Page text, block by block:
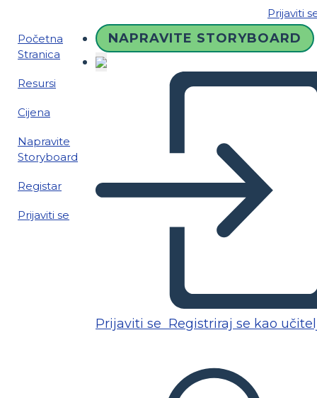
Prijaviti
Početna
Stranica
Resursi
Cijena
Napravite
Storyboard
Registar
Prijaviti se
NAPRAVITE STORYBOARD
Prijaviti se Registriraj se kao